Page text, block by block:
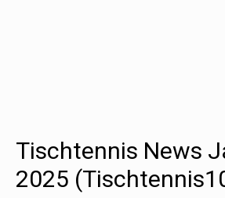
Tischtennis News
2025